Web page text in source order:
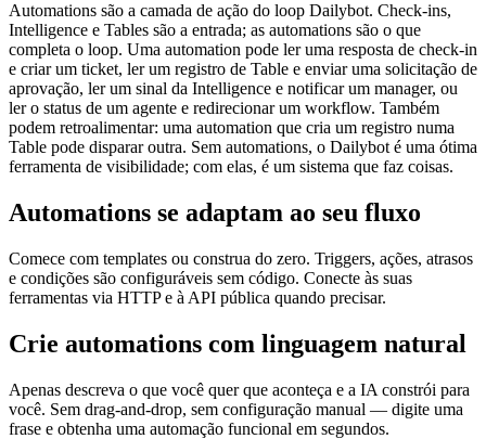
Automations são a camada de ação do loop Dailybot. Check-ins,
Intelligence e Tables são a entrada; as automations são o que
completa o loop. Uma automation pode ler uma resposta de check-in
e criar um ticket, ler um registro de Table e enviar uma solicitação de
aprovação, ler um sinal da Intelligence e notificar um manager, ou
ler o status de um agente e redirecionar um workflow. Também
podem retroalimentar: uma automation que cria um registro numa
Table pode disparar outra. Sem automations, o Dailybot é uma ótima
ferramenta de visibilidade; com elas, é um sistema que faz coisas.
Automations se adaptam ao seu fluxo
Comece com templates ou construa do zero. Triggers, ações, atrasos
e condições são configuráveis sem código. Conecte às suas
ferramentas via HTTP e à API pública quando precisar.
Crie automations com linguagem natural
Apenas descreva o que você quer que aconteça e a IA constrói para
você. Sem drag-and-drop, sem configuração manual — digite uma
frase e obtenha uma automação funcional em segundos.